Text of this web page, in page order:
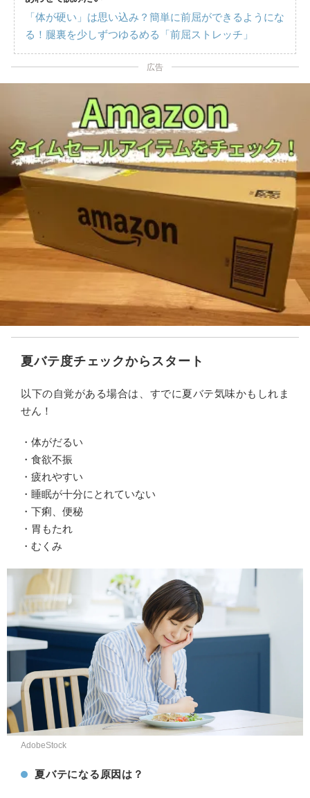
「体が硬い」は思い込み？簡単に前屈ができるようにな
る！腿裏を少しずつゆるめる「前屈ストレッチ」
広告
夏バテ度チェックからスタート
以下の自覚がある場合は、すでに夏バテ気味かもしれま
せん！
・体がだるい
・食欲不振
・疲れやすい
・睡眠が十分にとれていない
・下痢、便秘
・胃もたれ
・むくみ
AdobeStock
夏バテになる原因は？